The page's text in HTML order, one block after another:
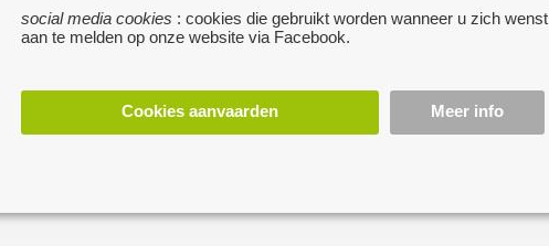
social media cookies : cookies die gebruikt worden wanneer u zich wenst
aan te melden op onze website via Facebook.
Cookies aanvaarden Meer info